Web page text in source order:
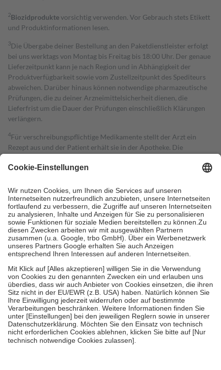
2Biozidproduktevorsichtig verwenden. Vor Gebrauch stets Etikett
und Produktinformationen lesen.
3Die Übergabe deiner Bestellung an den Paketdienstleister erfolgt
bei uns werktags von Montag bis Freitag bis 18:00 Uhr. Der genaue
Lieferzeitpunkt kann je nach Region und in Abhängigkeit der
Produktverfügbarkeit sowie vom Zustellzeitpunkt des Spediteurs
abweichen. Darüber hinaus können notwendige pharmazeutische
Prüfungen, die zu deiner Arzneimittelsicherheit dienen, die
Lieferfrist um die Dauer der Prüfungen einschließlich Klärungen
verlängern.
4Für verschreibungspflichtige Medikamente stellt der Arzt ein
Rezept aus und der Patient erhält sie in der Apotheke. Die
Kosten dafür, der Versicherte trägt einen Teil davon als Zuzahlung
Grundsätzlich leisten Mitglieder Zuzahlungen in Höhe von zehn
Prozent des Abgabepreises,mindestensjedochfünf Euround
höchstens zehn Euro.Es sind jedoch nie mehr als die tatsächlichen
Kosten der Leistung zu entrichten.
Diese Regeln gelten grundsätzlich auch für Online-Apotheken.
Bei Heilmitteln und häuslicher Krankenpflege beträgt die
Zuzahlung zehn Prozent der Kosten sowie zehn Euro je
Um das Engagement der Versicherten für ihre eigene Gesundheit zu
stärken und die besondere Stellung der Familie zu unterstützen,
fallenkeine Zuzahlungen an bei:
• Kindern und Jugendlichen bis zum vollendeten 18. Lebensjahr
mit Ausnahme der Fahrkosten
• Untersuchungen zur Vorsorge und Früherkennung, die von der
GKV getragen werden
• empfohlenen Schutzimpfungen